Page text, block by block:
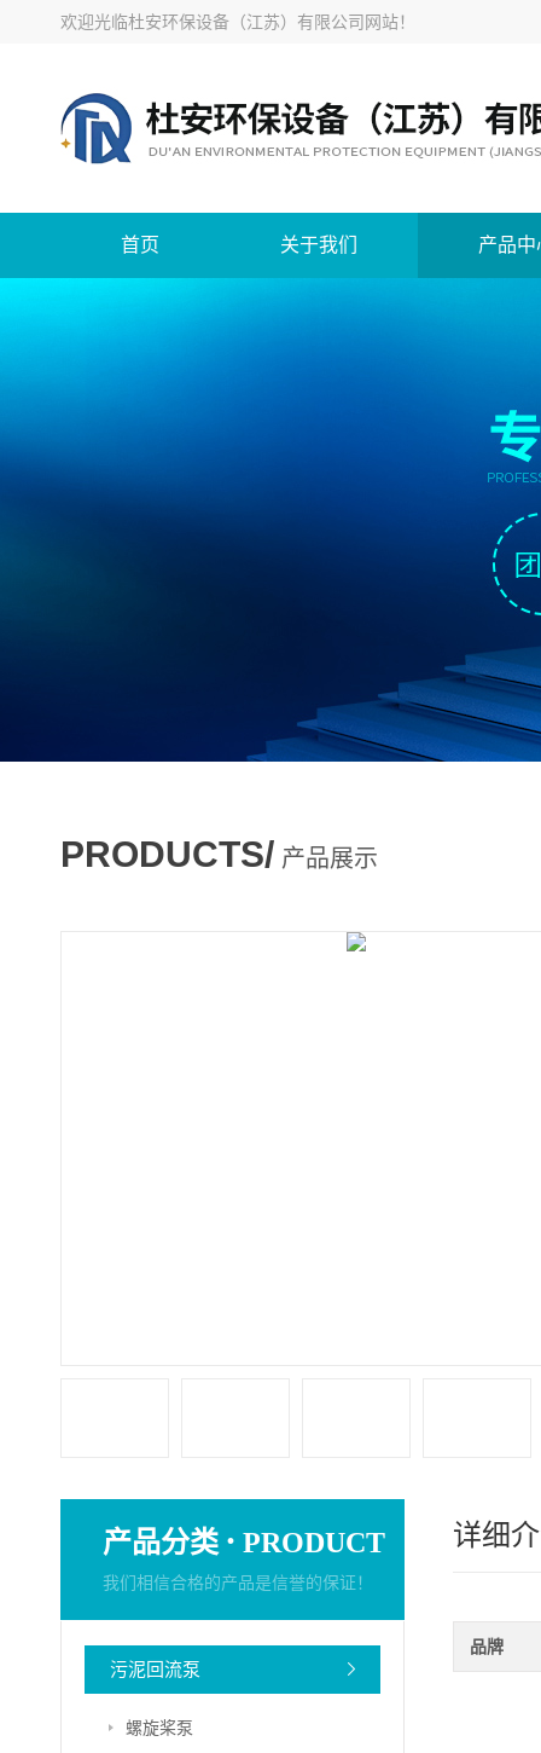
欢迎光临杜安环保设备（江苏）有限公司网站！
首页 关于我们 产品中
PRODUCTS/ 产品展示
产品分类 · PRODUCT
我们相信合格的产品是信誉的保证！
污泥回流泵
螺旋桨泵
详细
品牌